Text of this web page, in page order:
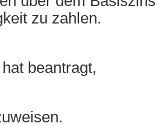
zu zahlen.
beantragt,